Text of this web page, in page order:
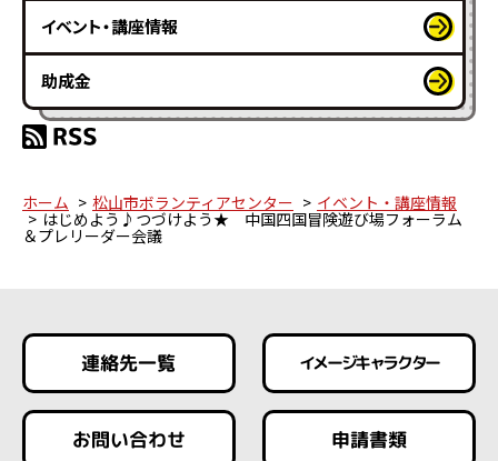
イベント・講座情報
助成金
ホーム 松山市ボランティアセンター イベント・講座情報
はじめよう♪つづけよう★ 中国四国冒険遊び場フォーラム
＆プレリーダー会議
連絡先一覧 イメージキャラクター
お問い合わせ 申請書類